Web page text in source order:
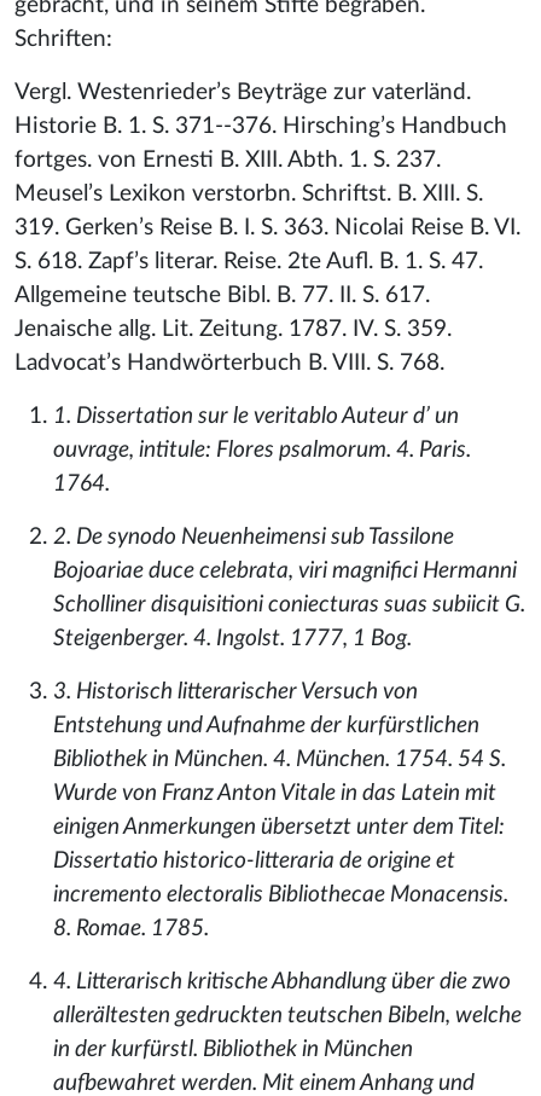
gebracht, und in seinem Stifte begraben.
Schriften:
Vergl. Westenrieder’s Beyträge zur vaterländ.
Historie B. 1. S. 371--376. Hirsching’s Handbuch
fortges. von Ernesti B. XIII. Abth. 1. S. 237.
Meusel’s Lexikon verstorbn. Schriftst. B. XIII. S.
319. Gerken’s Reise B. I. S. 363. Nicolai Reise B. VI.
S. 618. Zapf’s literar. Reise. 2te Aufl. B. 1. S. 47.
Allgemeine teutsche Bibl. B. 77. II. S. 617.
Jenaische allg. Lit. Zeitung. 1787. IV. S. 359.
Ladvocat’s Handwörterbuch B. VIII. S. 768.
1. Dissertation sur le veritablo Auteur d’ un
ouvrage, intitule: Flores psalmorum. 4. Paris.
1764.
2. De synodo Neuenheimensi sub Tassilone
Bojoariae duce celebrata, viri magnifici Hermanni
Scholliner disquisitioni coniecturas suas subiicit G.
Steigenberger. 4. Ingolst. 1777, 1 Bog.
3. Historisch litterarischer Versuch von
Entstehung und Aufnahme der kurfürstlichen
Bibliothek in München. 4. München. 1754. 54 S.
Wurde von Franz Anton Vitale in das Latein mit
einigen Anmerkungen übersetzt unter dem Titel:
Dissertatio historico-litteraria de origine et
incremento electoralis Bibliothecae Monacensis.
8. Romae. 1785.
4. Litterarisch kritische Abhandlung über die zwo
allerältesten gedruckten teutschen Bibeln, welche
in der kurfürstl. Bibliothek in München
aufbewahret werden. Mit einem Anhang und